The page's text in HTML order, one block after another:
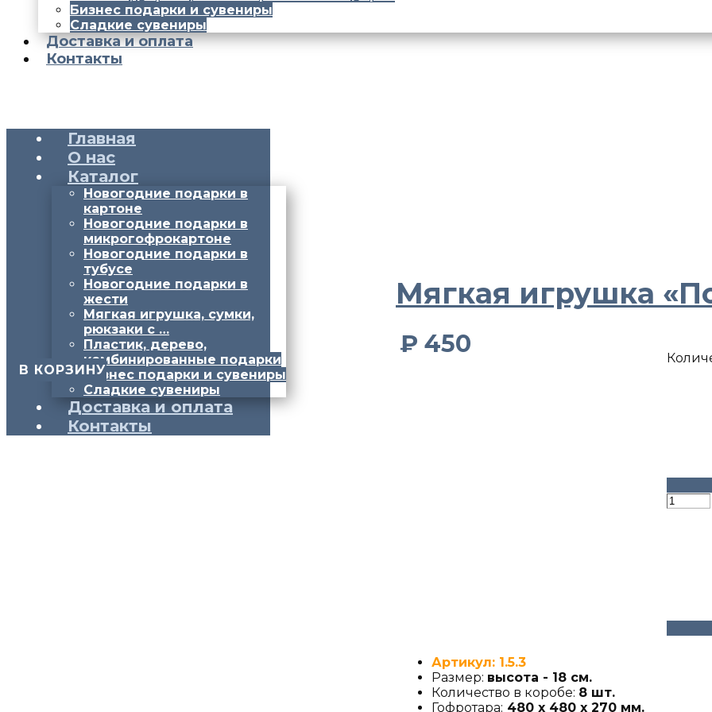
Бизнес подарки и сувениры
Сладкие сувениры
Доставка и оплата
Контакты
Главная
О нас
Каталог
Новогодние подарки в
картоне
Новогодние подарки в
микрогофрокартоне
Новогодние подарки в
тубусе
Новогодние подарки в
жести
Мягкая игрушка, сумки,
рюкзаки с …
Пластик, дерево,
комбинированные подарки
Бизнес подарки и сувениры
Сладкие сувениры
Доставка и оплата
Контакты
Мягкая игрушка
₽ 450
​ В КОРЗИНУ
Артикул: 1.5.3
Размер: высота - 18 см.
Количество в коробе: 8 шт.
Гофротара: 480 х 480 х 270 мм.